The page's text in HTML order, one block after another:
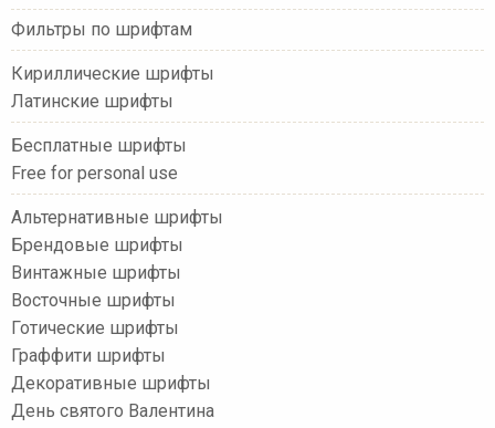
Фильтры по шрифтам
Кириллические шрифты
Латинские шрифты
Бесплатные шрифты
Free for personal use
Альтернативные шрифты
Брендовые шрифты
Винтажные шрифты
Восточные шрифты
Готические шрифты
Граффити шрифты
Декоративные шрифты
День святого Валентина